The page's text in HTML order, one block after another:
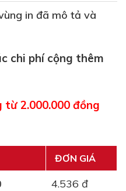
in đã mô tả và
chi phí cộng thêm
từ 2.000.000 đồng
ĐƠN GIÁ
4.536 đ